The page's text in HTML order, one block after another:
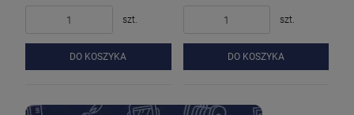
szt.
DO KOSZYKA
szt.
DO KOSZYKA